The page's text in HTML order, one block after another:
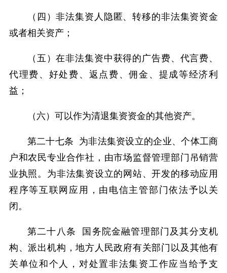
（四）非法集资人隐匿、转移的非法集资资金
或者相关资产；
（五）在非法集资中获得的广告费、代言费、
代理费、好处费、返点费、佣金、提成等经济利
益；
（六）可以作为清退集资资金的其他资产。
第二十七条 为非法集资设立的企业、个体工商
户和农民专业合作社，由市场监督管理部门吊销营
业执照。为非法集资设立的网站、开发的移动应用
程序等互联网应用，由电信主管部门依法予以关
闭。
第二十八条 国务院金融管理部门及其分支机
构、派出机构，地方人民政府有关部门以及其他有
关单位和个人，对处置非法集资工作应当给予支